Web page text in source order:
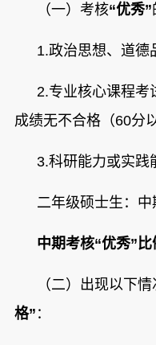
（一）考核“优秀”
1.政治思想、道德
2.专业核心课程考
成绩无不合格（60分
3.科研能力或实践
二年级硕士生：中
中期考核“优秀”比
（二）出现以下
格” ：